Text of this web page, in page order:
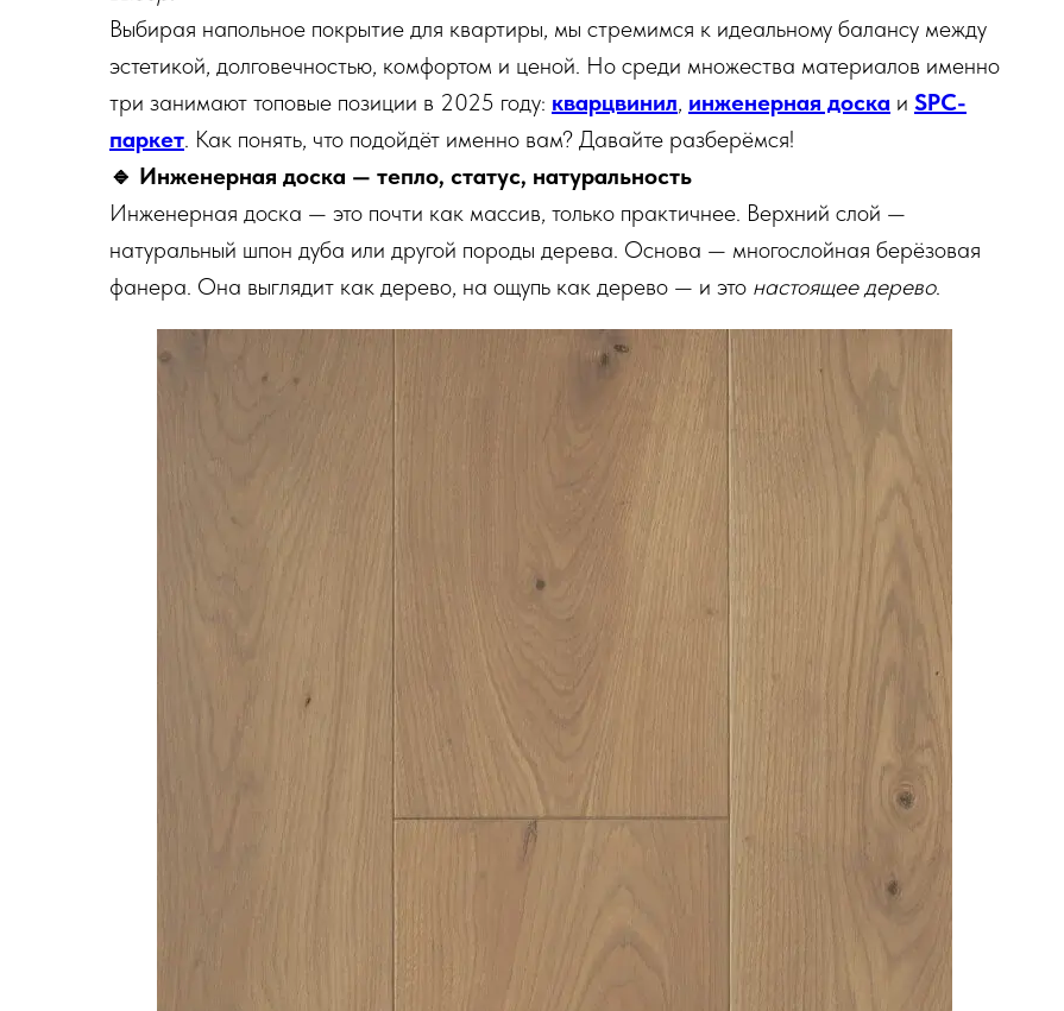
Выбирая напольное покрытие для квартиры, мы стремимся к идеальному балансу между
эстетикой, долговечностью, комфортом и ценой. Но среди множества материалов именно
три занимают топовые позиции в 2025 году: кварцвинил, инженерная доска и SPC-
паркет. Как понять, что подойдёт именно вам? Давайте разберёмся!
🔹 Инженерная доска — тепло, статус, натуральность
Инженерная доска — это почти как массив, только практичнее. Верхний слой —
натуральный шпон дуба или другой породы дерева. Основа — многослойная берёзовая
фанера. Она выглядит как дерево, на ощупь как дерево — и это настоящее дерево.